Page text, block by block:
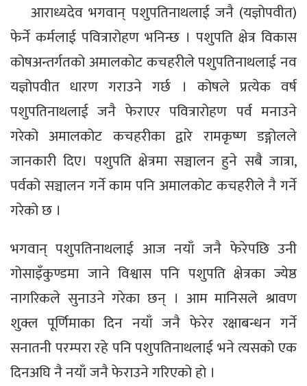
आराध्यदेव भगवान् पशुपतिनाथलाई जनै (यज्ञोपवीत)
फेर्ने कर्मलाई पवित्रारोहण भनिन्छ । पशुपति क्षेत्र विकास
कोषअन्तर्गतको अमालकोट कचहरीले पशुपतिनाथलाई नव
यज्ञोपवीत धारण गराउने गर्छ । कोषले प्रत्येक वर्ष
पशुपतिनाथलाई जनै फेराएर पवित्रारोहण पर्व मनाउने
गरेको अमालकोट कचहरीका द्वारे रामकृष्ण डङ्गोलले
जानकारी दिए। पशुपति क्षेत्रमा सञ्चालन हुने सबै जात्रा,
पर्वको सञ्चालन गर्ने काम पनि अमालकोट कचहरीले नै गर्ने
गरेको छ ।
भगवान् पशुपतिनाथलाई आज नयाँ जनै फेरेपछि उनी
गोसाइँकुण्डमा जाने विश्वास पनि पशुपति क्षेत्रका ज्येष्ठ
नागरिकले सुनाउने गरेका छन् । आम मानिसले श्रावण
शुक्ल पूर्णिमाका दिन नयाँ जनै फेरेर रक्षाबन्धन गर्ने
सनातनी परम्परा रहे पनि पशुपतिनाथलाई भने त्यसको एक
दिनअघि नै नयाँ जनै फेराउने गरिएको हो ।